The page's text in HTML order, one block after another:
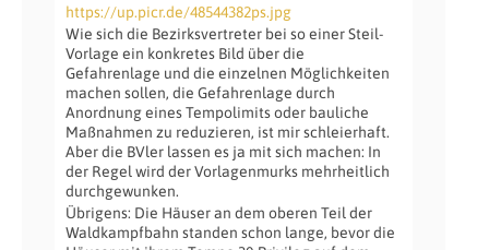
https://up.picr.de/48544382ps.jpg
Wie sich die Bezirksvertreter bei so einer Steil-
Vorlage ein konkretes Bild über die
Gefahrenlage und die einzelnen Möglichkeiten
machen sollen, die Gefahrenlage durch
Anordnung eines Tempolimits oder bauliche
Maßnahmen zu reduzieren, ist mir schleierhaft.
Aber die BVler lassen es ja mit sich machen: In
der Regel wird der Vorlagenmurks mehrheitlich
durchgewunken.
Übrigens: Die Häuser an dem oberen Teil der
Waldkampfbahn standen schon lange, bevor die